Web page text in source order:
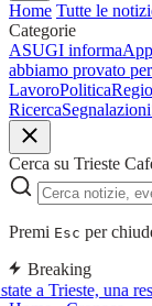
Home Tutte le
Categorie
ASUGI informa
abbiamo provato
LavoroPolitica
RicercaSegnalazioni
Cerca su Trieste
Premi Esc per
Breaking
a Trieste, una